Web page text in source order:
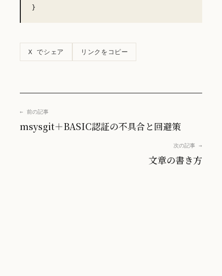
X でシェア リンクをコピー
← 前の記事
msysgit＋BASIC認証の不具合と回避策
次の記事 →
文章の書き方